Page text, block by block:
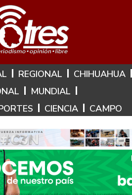
de Agosto de 2026
REGIONAL
CHIHUAHUA
MUNDIAL
CIENCIA CAMPO